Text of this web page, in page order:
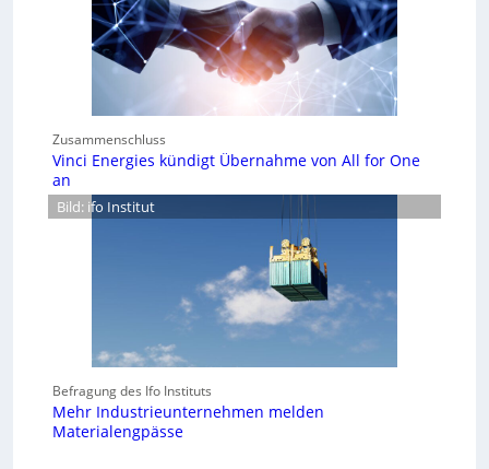
Zusammenschluss
Vinci Energies kündigt Übernahme von All for One
an
Bild: ifo Institut
Befragung des Ifo Instituts
Mehr Industrieunternehmen melden
Materialengpässe